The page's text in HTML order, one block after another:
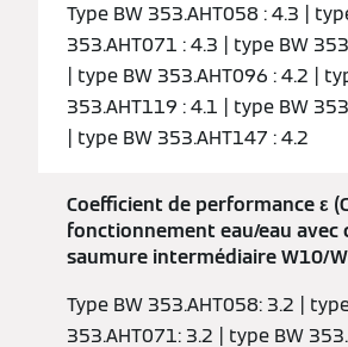
Type BW 353.AHT058 : 4.3 |
353.AHT071 : 4.3 | type BW
| type BW 353.AHT096 : 4.2 |
353.AHT119 : 4.1 | type BW
| type BW 353.AHT147 : 4.2
Coefficient de performance ε
fonctionnement eau/eau avec
saumure intermédiaire W10/
Type BW 353.AHT058: 3.2 |
353.AHT071: 3.2 | type BW